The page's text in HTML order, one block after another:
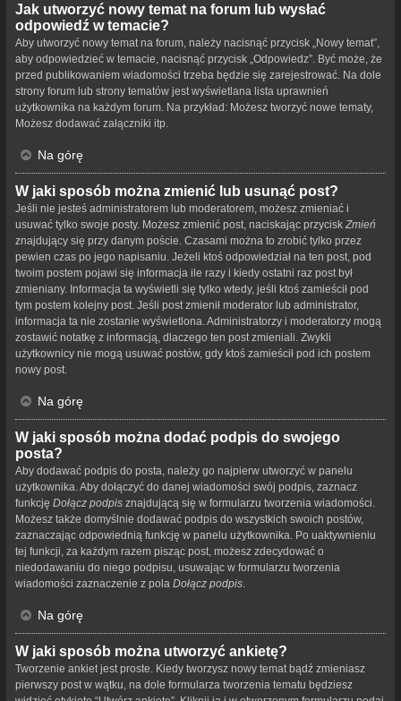
Jak utworzyć nowy temat na forum lub wysłać
odpowiedź w temacie?
Aby utworzyć nowy temat na forum, należy nacisnąć przycisk „Nowy temat”,
aby odpowiedzieć w temacie, nacisnąć przycisk „Odpowiedz”. Być może, że
przed publikowaniem wiadomości trzeba będzie się zarejestrować. Na dole
strony forum lub strony tematów jest wyświetlana lista uprawnień
użytkownika na każdym forum. Na przykład: Możesz tworzyć nowe tematy,
Możesz dodawać załączniki itp.
Na górę
W jaki sposób można zmienić lub usunąć post?
Jeśli nie jesteś administratorem lub moderatorem, możesz zmieniać i
usuwać tylko swoje posty. Możesz zmienić post, naciskając przycisk Zmień
znajdujący się przy danym poście. Czasami można to zrobić tylko przez
pewien czas po jego napisaniu. Jeżeli ktoś odpowiedział na ten post, pod
twoim postem pojawi się informacja ile razy i kiedy ostatni raz post był
zmieniany. Informacja ta wyświetli się tylko wtedy, jeśli ktoś zamieścił pod
tym postem kolejny post. Jeśli post zmienił moderator lub administrator,
informacja ta nie zostanie wyświetlona. Administratorzy i moderatorzy mogą
zostawić notatkę z informacją, dlaczego ten post zmieniali. Zwykli
użytkownicy nie mogą usuwać postów, gdy ktoś zamieścił pod ich postem
nowy post.
Na górę
W jaki sposób można dodać podpis do swojego
posta?
Aby dodawać podpis do posta, należy go najpierw utworzyć w panelu
użytkownika. Aby dołączyć do danej wiadomości swój podpis, zaznacz
funkcję Dołącz podpis znajdującą się w formularzu tworzenia wiadomości.
Możesz także domyślnie dodawać podpis do wszystkich swoich postów,
zaznaczając odpowiednią funkcję w panelu użytkownika. Po uaktywnieniu
tej funkcji, za każdym razem pisząc post, możesz zdecydować o
niedodawaniu do niego podpisu, usuwając w formularzu tworzenia
wiadomości zaznaczenie z pola Dołącz podpis
Na górę
W jaki sposób można utworzyć ankietę?
Tworzenie ankiet jest proste. Kiedy tworzysz nowy temat bądź zmieniasz
pierwszy post w wątku, na dole formularza tworzenia tematu będziesz